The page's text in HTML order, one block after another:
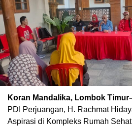
Koran Mandalika, Lombok
PDI Perjuangan, H. Rachmat
Aspirasi di Kompleks Rumah